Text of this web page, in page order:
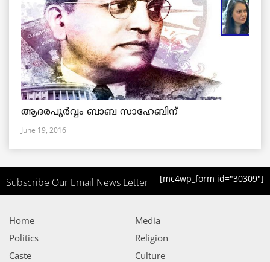
ആദരപൂര്‍വ്വം ബാബ സാഹേബിന്
June 19, 2016
Subscribe Our Email News Letter [mc4wp_form id="30309"]
Home
Politics
Caste
Media
Religion
Culture